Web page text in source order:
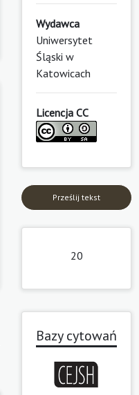
Wydawca
Uniwersytet
Śląski w
Katowicach
Licencja CC
Prześlij tekst
20
Bazy cytowań